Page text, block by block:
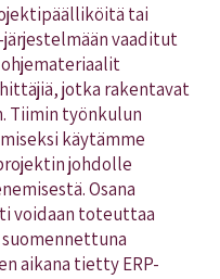
tai
vaaditut
jotka rakentavat
Tiimin työnkulun
käytämme
johdolle
Osana
voidaan toteuttaa
suomennettuna
aikana tietty ERP-